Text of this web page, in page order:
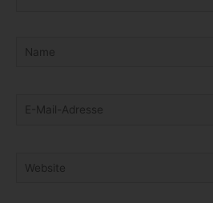
Name
Website